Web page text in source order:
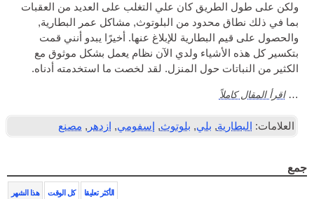
Türkçe
Русский
كان علي التغلب على العديد من العقبات
من البلوتوث, مشاكل عمر البطارية,
للإبلاغ عنها. أخيرًا يبدو أنني قمت
ولدي الآن نظام يعمل بشكل موثوق مع
حول المنزل. لقد لخصت ما استخدمته أدناه.
بلي,بلوتوث ,إسفومي, ازدهر,مصنع
هذا الشهر